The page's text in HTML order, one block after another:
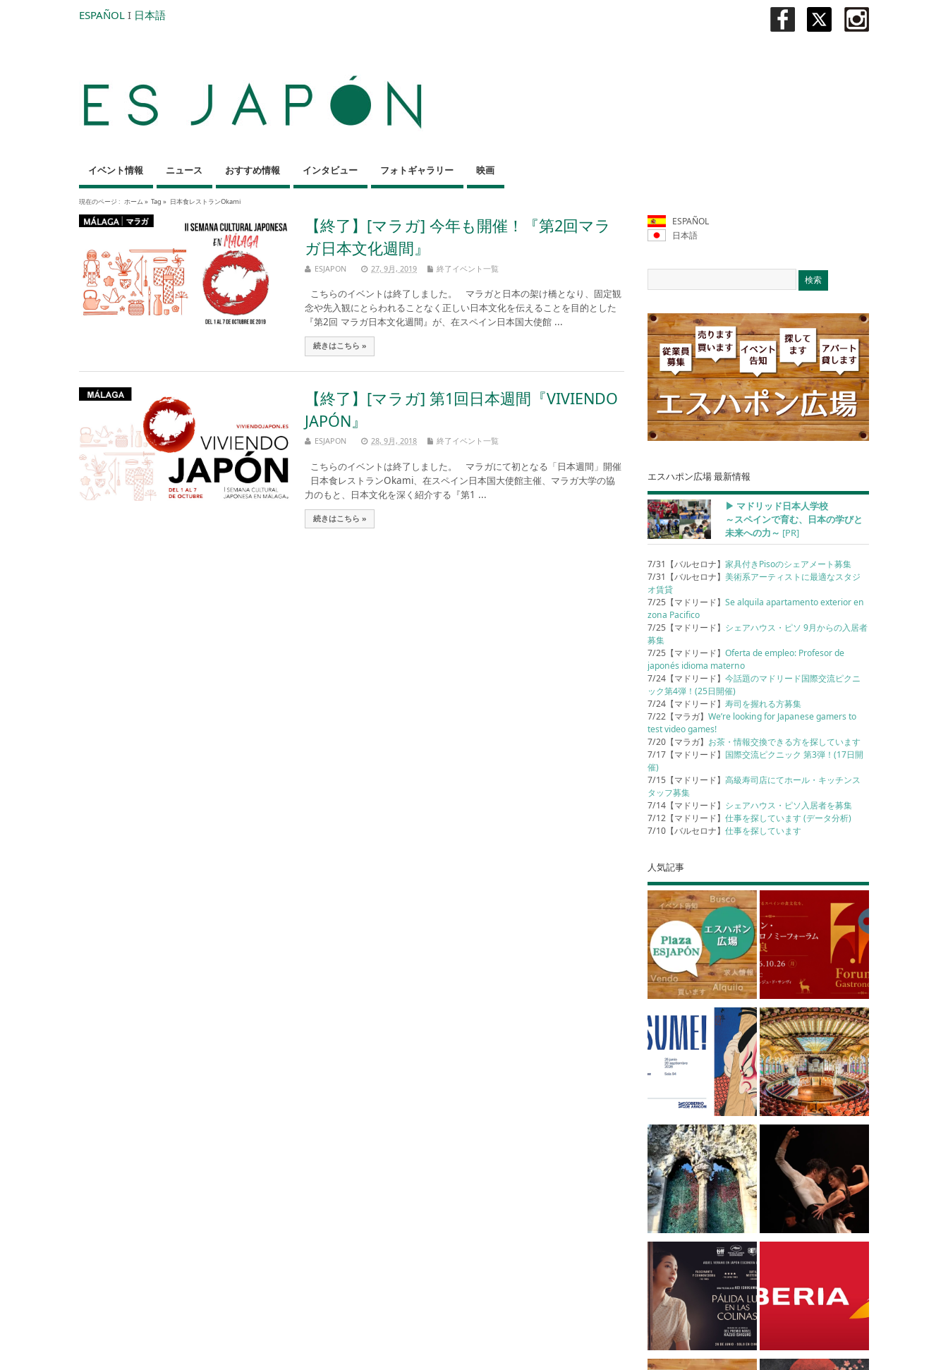
ESPAÑOL I 日本語
イベント情報 ニュース おすすめ情報 インタビュー フォトギャラリー 映画
現在のページ : ホーム » Tag » 日本食レストランOkami
【終了】[マラガ] 今年も開催！『第2回マラ
ガ日本文化週間』
ESJAPON 27, 9月, 2019 終了イベント一覧
こちらのイベントは終了しました。 マラガと日本の架け橋となり、固定観
念や先入観にとらわれることなく正しい日本文化を伝えることを目的とした
『第2回 マラガ日本文化週間』が、在スペイン日本国大使館 ...
続きはこちら »
【終了】[マラガ] 第1回日本週間『VIVIENDO
JAPÓN』
ESJAPON 28, 9月, 2018 終了イベント一覧
こちらのイベントは終了しました。 マラガにて初となる「日本週間」開催
日本食レストランOkami、在スペイン日本国大使館主催、マラガ大学の協
力のもと、日本文化を深く紹介する『第1 ...
続きはこちら »
ESPAÑOL
日本語
エスハポン広場 最新情報
▶︎ マドリッド日本人学校
～スペインで育む、日本の学びと
未来への力～ [PR]
7/31【バルセロナ】家具付きPisoのシェアメート募集
7/31【バルセロナ】美術系アーティストに最適なスタジ
オ賃貸
7/25【マドリード】Se alquila apartamento exterior en
zona Pacifico
7/25【マドリード】 シェアハウス・ピソ 9月からの入居者
募集
7/25【マドリード】Oferta de empleo: Profesor de
japonés idioma materno
7/24【マドリード】今話題のマドリード国際交流ピクニ
ック第4弾！(25日開催)
7/24【マドリード】寿司を握れる方募集
7/22【マラガ】We’re looking for Japanese gamers to
test video games!
7/20【マラガ】 お茶・情報交換できる方を探しています
7/17【マドリード】 国際交流ピクニック 第3弾！(17日開
催)
7/15【マドリード】高級寿司店にてホール・キッチンス
タッフ募集
7/14【マドリード】 シェアハウス・ピソ入居者を募集
7/12【マドリード】仕事を探しています (データ分析)
7/10【バルセロナ】仕事を探しています
人気記事